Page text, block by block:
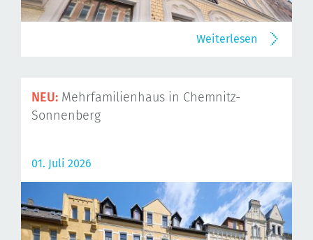
Weiterlesen
NEU: Mehrfamilienhaus in Chemnitz-
Sonnenberg
01. Juli 2026